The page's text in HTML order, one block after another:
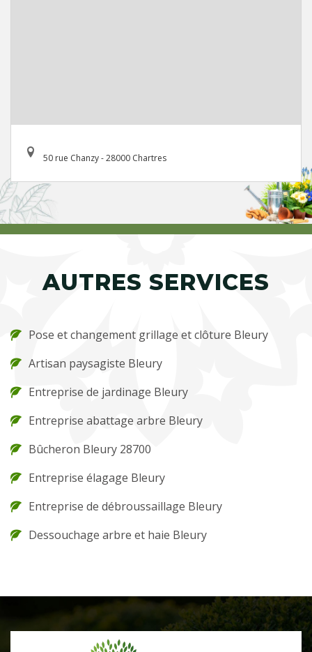
50 rue Chanzy - 28000 Chartres
AUTRES SERVICES
Pose et changement grillage et clôture Bleury
Artisan paysagiste Bleury
Entreprise de jardinage Bleury
Entreprise abattage arbre Bleury
Bûcheron Bleury 28700
Entreprise élagage Bleury
Entreprise de débroussaillage Bleury
Dessouchage arbre et haie Bleury